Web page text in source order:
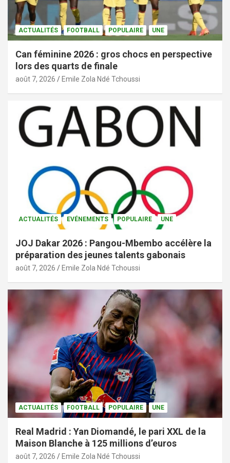
ACTUALITÉS FOOTBALL POPULAIRE UNE
Can féminine 2026 : gros chocs en perspective
lors des quarts de finale
août 7, 2026 Emile Zola Ndé Tchoussi
ACTUALITÉS EVÉNEMENTS POPULAIRE UNE
JOJ Dakar 2026 : Pangou-Mbembo accélère la
préparation des jeunes talents gabonais
août 7, 2026 Emile Zola Ndé Tchoussi
ACTUALITÉS FOOTBALL POPULAIRE UNE
Real Madrid : Yan Diomandé, le pari XXL de la
Maison Blanche à 125 millions d’euros
août 7, 2026 Emile Zola Ndé Tchoussi